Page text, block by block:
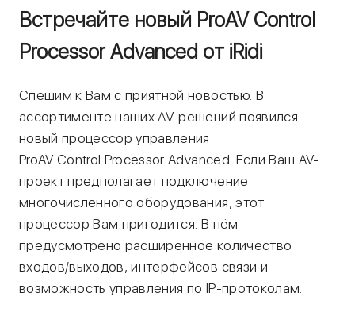
Встречайте новый ProAV Control
Processor Advanced от iRidi
Спешим к Вам с приятной новостью. В
ассортименте наших AV-решений появился
новый процессор управления
ProAV Control Processor Advanced. Если Ваш AV-
проект предполагает подключение
многочисленного оборудования, этот
процессор Вам пригодится. В нём
предусмотрено расширенное количество
входов/выходов, интерфейсов связи и
возможность управления по IP-протоколам.